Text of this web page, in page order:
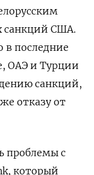
санкций США.
в последние
ОАЭ и Турции
санкций,
отказу от
проблемы c
который